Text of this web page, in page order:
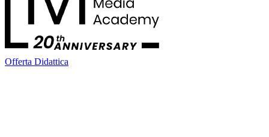
Offerta Didattica